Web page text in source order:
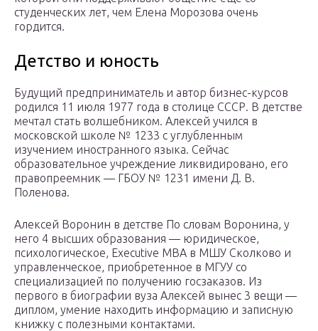
студенческих лет, чем Елена Морозова очень
гордится.
Детство и юность
Будущий предприниматель и автор бизнес-курсов
родился 11 июля 1977 года в столице СССР. В детстве
мечтал стать волшебником. Алексей учился в
московской школе № 1233 с углубленным
изучением иностранного языка. Сейчас
образовательное учреждение ликвидировано, его
правопреемник — ГБОУ № 1231 имени Д. В.
Поленова.
Алексей Воронин в детстве По словам Воронина, у
него 4 высших образования — юридическое,
психологическое, Executive MBA в МШУ Сколково и
управленческое, приобретенное в МГУУ со
специализацией по получению госзаказов. Из
первого в биографии вуза Алексей вынес 3 вещи —
диплом, умение находить информацию и записную
книжку с полезными контактами.